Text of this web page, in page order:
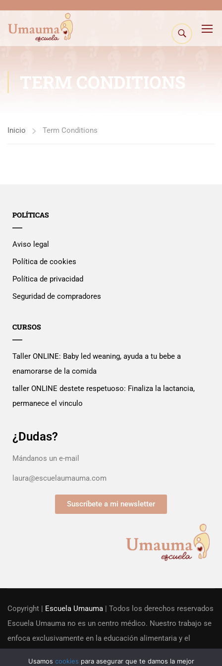
TERM CONDITIONS
Inicio Term Conditions
POLÍTICAS
Aviso legal
Política de cookies
Política de privacidad
Seguridad de compradores
CURSOS
Taller ONLINE: Baby led weaning, ayuda a tu bebe a
enamorarse de la comida
taller ONLINE destete respetuoso: Finaliza la lactancia,
permanece el vinculo
¿Dudas?
Mándanos un e-mail
laura@escuelaumauma.com
Suscríbete a mi newsletter
Copyright | Escuela Umauma | Todos los derechos reservados
Escuela Umauma no es un centro médico. Nuestro trabajo se
enfoca exclusivamente en la educación alimentaria y el
Usamos cookies para asegurar que te damos la mejor